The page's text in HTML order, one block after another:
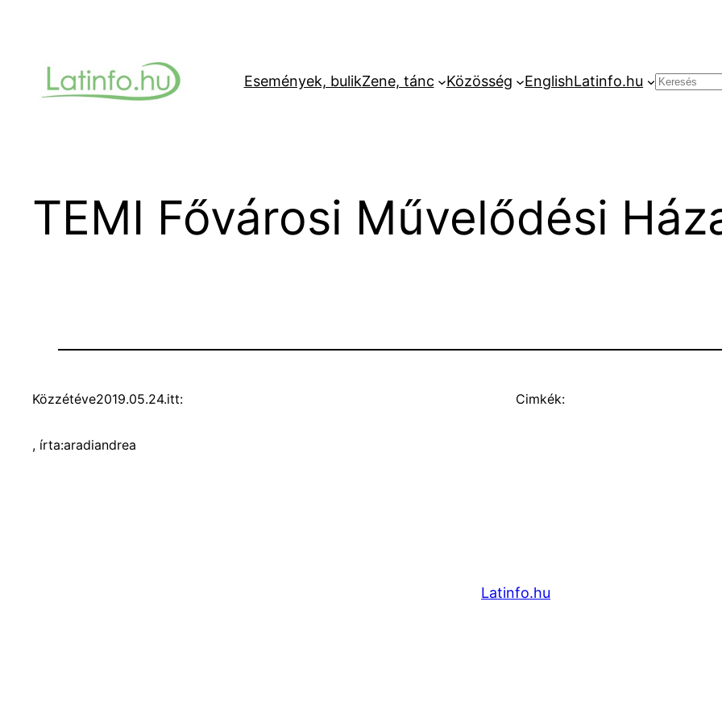
Események, bulikZene, tánc Közösség EnglishLatinfo.hu Keresés
TEMI Fővárosi Művelődési
Közzétéve2019.05.24.itt:
, írta:aradiandrea
Cimkék:
Latinfo.hu